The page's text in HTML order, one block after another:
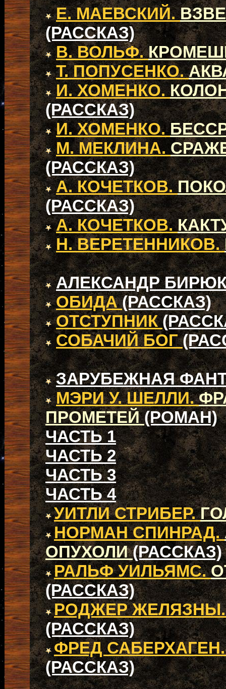
Е. МАЕВСКИЙ.
(РАССКАЗ)
В. ВОЛЬФ.
Т. ПОПУСЕНКО.
И. ХОМЕНКО.
(РАССКАЗ)
И. ХОМЕНКО.
М. МЕКЛИНА.
(РАССКАЗ)
А. КОЧЕТКОВ.
(РАССКАЗ)
А. КОЧЕТКОВ.
Н. ВЕРЕТЕННИКОВ.
АЛЕКСАНДР
ОБИДА(РАССКАЗ)
ОТСТУПНИК
СОБАЧИЙ БОГ
ЗАРУБЕЖНАЯ
МЭРИ У. ШЕЛЛИ.
ПРОМЕТЕЙ(РОМАН)
ЧАСТЬ 1
ЧАСТЬ 2
ЧАСТЬ 3
ЧАСТЬ 4
УИТЛИ СТРИБЕР.
НОРМАН СПИНРАД.
ОПУХОЛИ(РАССКАЗ)
РАЛЬФ УИЛЬЯМС.
(РАССКАЗ)
РОДЖЕР
(РАССКАЗ)
ФРЕД
(РАССКАЗ)